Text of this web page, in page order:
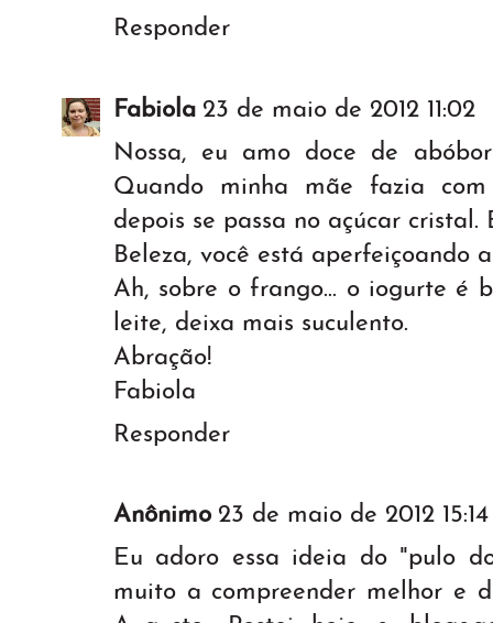
Responder
Fabiola 23 de maio de 2012 11:02
Nossa, eu amo doce de
Quando minha mãe fazia
depois se passa no açúcar
Beleza, você está aperfeiçoando
Ah, sobre o frango... o iogurte é
leite, deixa mais suculento.
Abração!
Fabiola
Responder
Anônimo 23 de maio de 2012 15:14
Eu adoro essa ideia do "pulo
muito a compreender melhor e